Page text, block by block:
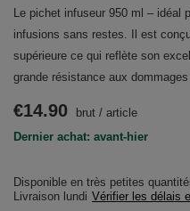
Le pichet infuseur 950 ml – idéal
infusions sans restes. Il est
supérieure ce qui reflète son
grande résistance aux
Disponible en très petites
Livraison lundi Vérifier les délais
€14.90 brut / article
Dernier achat: avant-hier